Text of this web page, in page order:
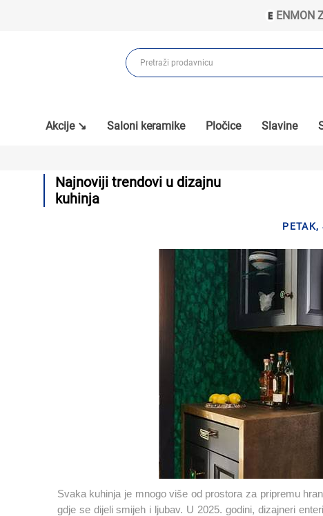
ENMON
Akcije ↘ Saloni keramike Pločice Slavine
Najnoviji trendovi u dizajnu
kuhinja
PETAK,
Svaka kuhinja je mnogo više od prostora za pripremu
gdje se dijeli smijeh i ljubav. U 2025. godini, dizajneri